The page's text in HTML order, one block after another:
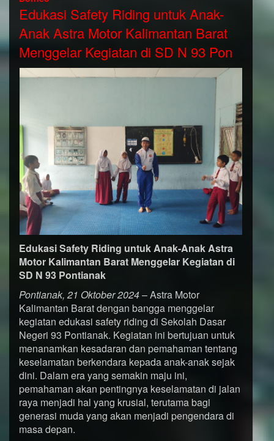
Edukasi Safety Riding untuk Anak-
Anak Astra Motor Kalimantan Barat
Menggelar Kegiatan di SD N 93 Pon
Edukasi Safety Riding untuk Anak-Anak Astra
Motor Kalimantan Barat Menggelar Kegiatan di
SD N 93 Pontianak
Pontianak, 21 Oktober 2024– Astra Motor
Kalimantan Barat dengan bangga menggelar
kegiatan edukasi safety riding di Sekolah Dasar
Negeri 93 Pontianak. Kegiatan ini bertujuan untuk
menanamkan kesadaran dan pemahaman tentang
keselamatan berkendara kepada anak-anak sejak
dini. Dalam era yang semakin maju ini,
pemahaman akan pentingnya keselamatan di jalan
raya menjadi hal yang krusial, terutama bagi
generasi muda yang akan menjadi pengendara di
masa depan.